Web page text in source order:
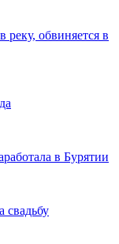
реку, обвиняется в
в Бурятии
свадьбу